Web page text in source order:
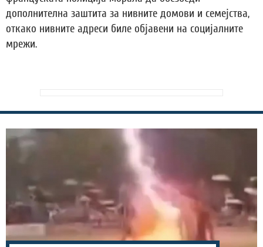
дополнителна заштита за нивните домови и семејства,
откако нивните адреси биле објавени на социјалните
мрежи.